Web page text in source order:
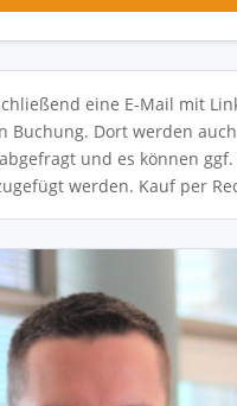
eine E-Mail mit
Buchung. Dort werden
und es können
werden. Kauf per